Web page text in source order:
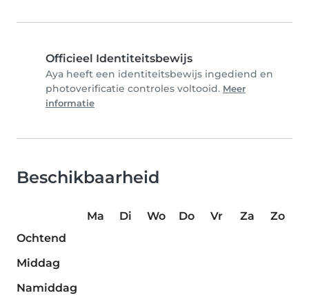
Officieel Identiteitsbewijs
Aya heeft een identiteitsbewijs ingediend en
photoverificatie controles voltooid. Meer
informatie
Beschikbaarheid
Ma Di Wo Do Vr Za
Zo
Ochtend
Middag
Namiddag